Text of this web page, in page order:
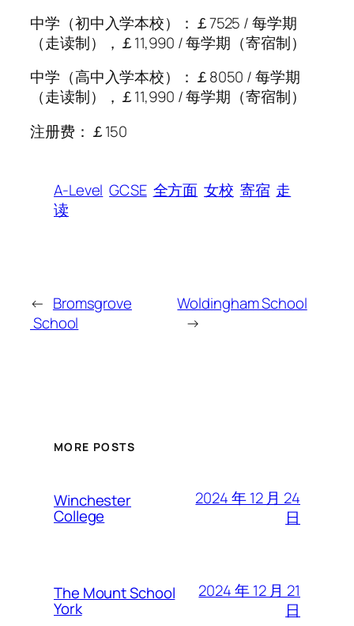
中学（初中入学本校）：￡7525 / 每学期
（走读制），￡11,990 / 每学期（寄宿制）
中学（高中入学本校）：￡8050 / 每学期
（走读制），￡11,990 / 每学期（寄宿制）
注册费：￡150
A-Level GCSE 全方面 女校 寄宿 走
读
← Bromsgrove
School
Woldingham School
→
MORE POSTS
Winchester
College
2024 年 12 月 24
日
The Mount School
York
2024 年 12 月 21
日